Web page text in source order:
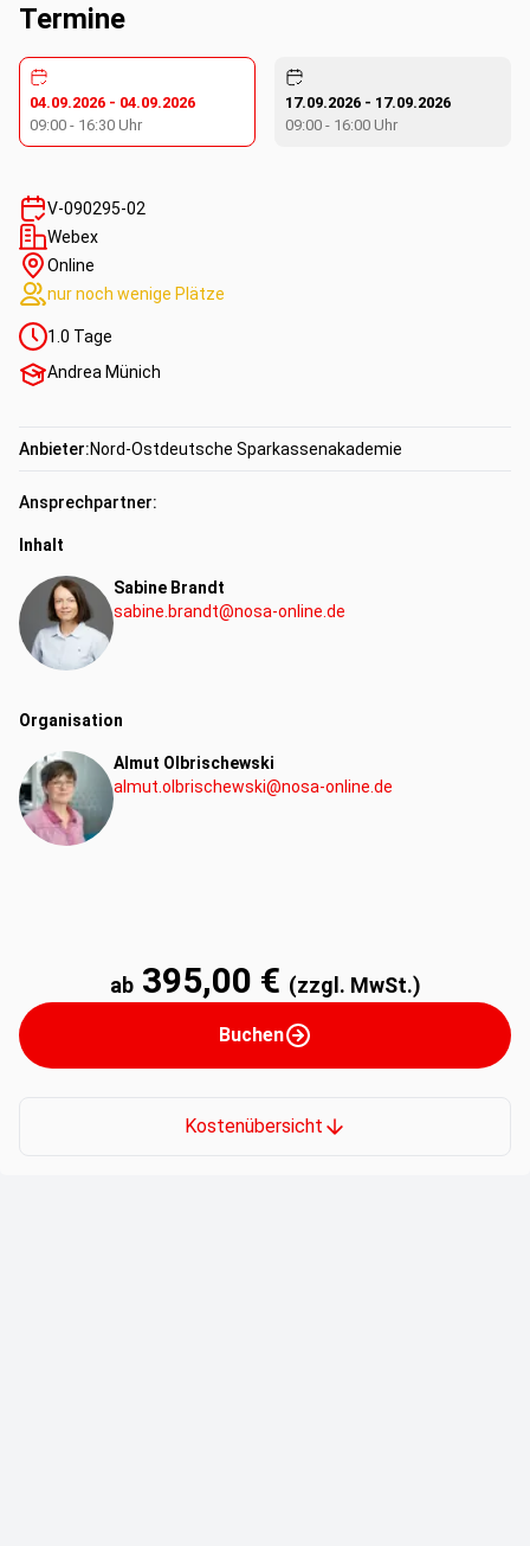
Szenarien
Solver
Mehrfachoperation
Das Prognoseblatt
Kompetenzen:
Fachkompetenz
Termine
04.09.2026 - 04.09.2026
09:00 - 16:30 Uhr
17.09.2026 - 17.09.2026
09:00 - 16:00 Uhr
V-090295-02
Webex
Online
nur noch wenige Plätze
1.0 Tage
Andrea Münich
Anbieter:Nord-Ostdeutsche Sparkassenakademie
Ansprechpartner:
Inhalt
Sabine Brandt
sabine.brandt@nosa-online.de
Organisation
Almut Olbrischewski
almut.olbrischewski@nosa-online.de
ab 395,00 € (zzgl. MwSt.)
Buchen
Kostenübersicht